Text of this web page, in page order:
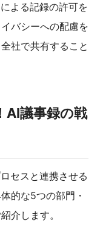
よる記録の許可を
バシーへの配慮を
社で共有すること
AI議事録の戦
セスと連携させる
的な5つの部門・
介します。